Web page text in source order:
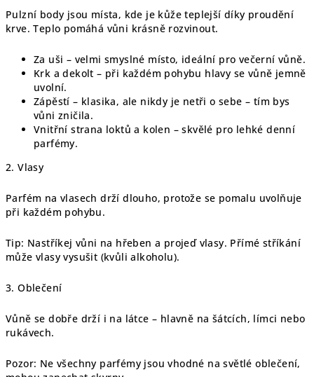
Pulzní body jsou místa, kde je kůže teplejší díky proudění
krve. Teplo pomáhá vůni krásně rozvinout.
Za uši – velmi smyslné místo, ideální pro večerní vůně.
Krk a dekolt – při každém pohybu hlavy se vůně jemně
uvolní.
Zápěstí – klasika, ale nikdy je netři o sebe – tím bys
vůni zničila.
Vnitřní strana loktů a kolen – skvělé pro lehké denní
parfémy.
2. Vlasy
Parfém na vlasech drží dlouho, protože se pomalu uvolňuje
při každém pohybu.
Tip: Nastříkej vůni na hřeben a projeď vlasy. Přímé stříkání
může vlasy vysušit (kvůli alkoholu).
3. Oblečení
Vůně se dobře drží i na látce – hlavně na šátcích, límci nebo
rukávech.
Pozor: Ne všechny parfémy jsou vhodné na světlé oblečení,